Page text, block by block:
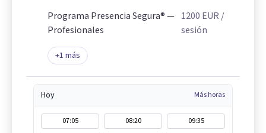
Programa Presencia Segura® —
Profesionales
1200 EUR /
sesión
+1 más
Hoy Más horas
07:05 08:20
09:35